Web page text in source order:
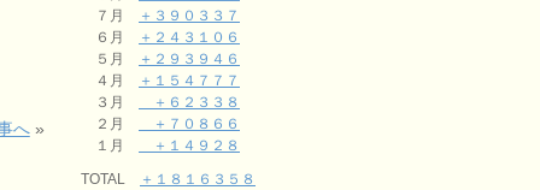
へ»
７月
＋３９０３３７
６月
＋２４３１０６
５月
＋２９３９４６
４月
＋１５４７７７
３月
＋６２３３８
２月
＋７０８６６
１月
＋１４９２８
TOTAL
＋１８１６３５８